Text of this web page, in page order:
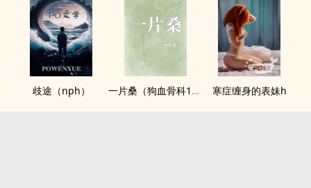
歧途（nph） 一片桑（狗血骨科1v1） 寒症缠身的表妹h